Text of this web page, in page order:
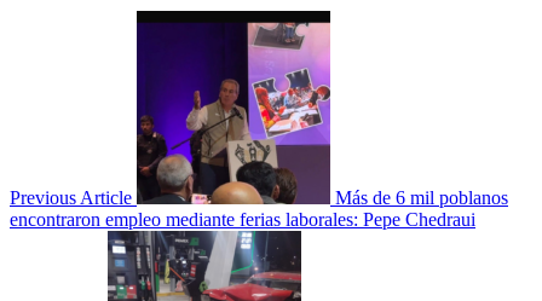
Previous Article
Más de 6 mil poblanos
encontraron empleo mediante ferias laborales: Pepe Chedraui